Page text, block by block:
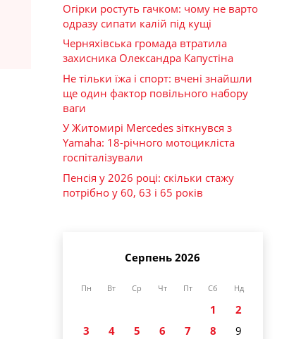
Огірки ростуть гачком: чому не варто
одразу сипати калій під кущі
Черняхівська громада втратила
захисника Олександра Капустіна
Не тільки їжа і спорт: вчені знайшли
ще один фактор повільного набору
ваги
У Житомирі Mercedes зіткнувся з
Yamaha: 18-річного мотоцикліста
госпіталізували
Пенсія у 2026 році: скільки стажу
потрібно у 60, 63 і 65 років
Серпень 2026
Пн Вт Ср Чт Пт Сб Нд
1
2
3
4 5 6 7 8
9